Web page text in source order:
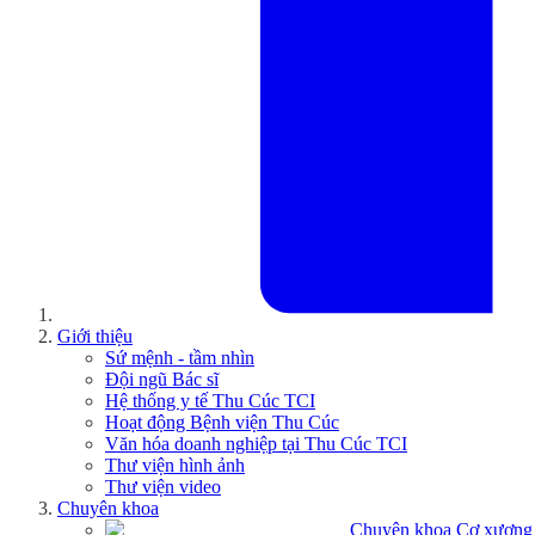
Giới thiệu
Sứ mệnh - tầm nhìn
Đội ngũ Bác sĩ
Hệ thống y tế Thu Cúc TCI
Hoạt động Bệnh viện Thu Cúc
Văn hóa doanh nghiệp tại Thu Cúc TCI
Thư viện hình ảnh
Thư viện video
Chuyên khoa
Chuyên khoa Cơ